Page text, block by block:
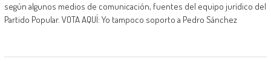
según algunos medios de comunicación, fuentes del equipo jurídico del
Partido Popular. VOTA AQUÍ: Yo tampoco soporto a Pedro Sánchez